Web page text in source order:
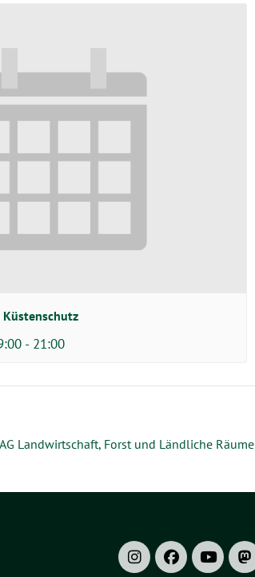
Küstenschutz
- 21:00
Landwirtschaft, Forst und Ländliche Räume